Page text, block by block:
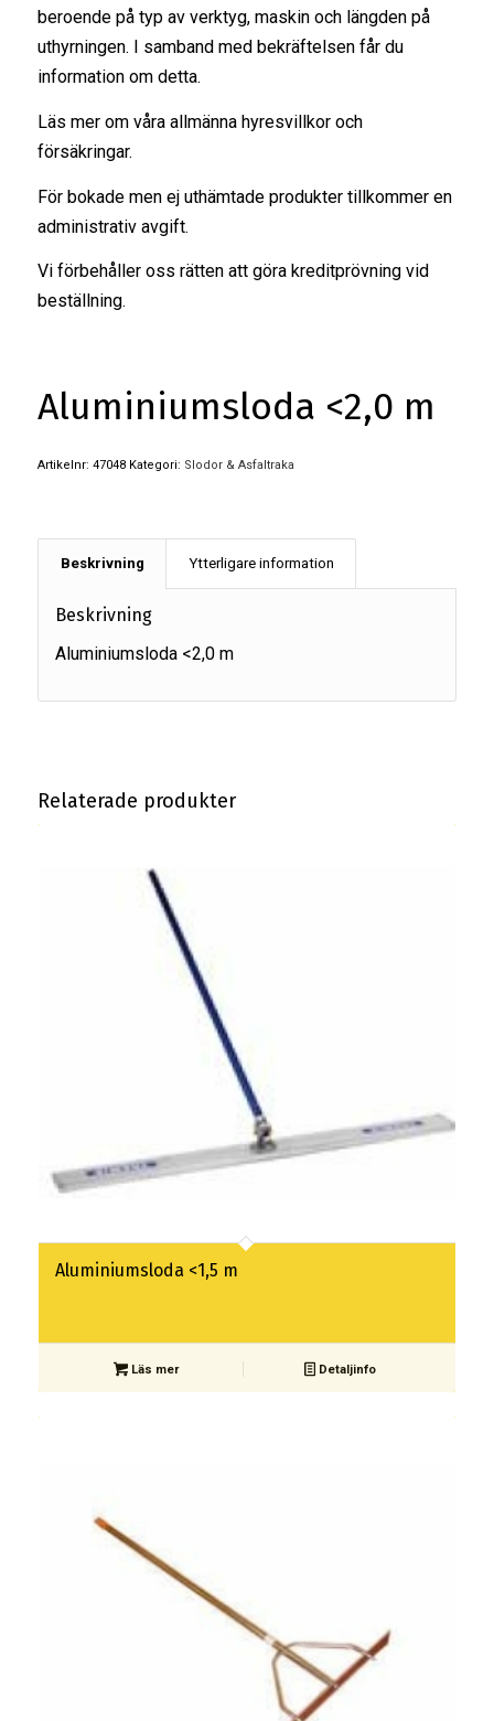
beroende på typ av verktyg, maskin och längden på
uthyrningen. I samband med bekräftelsen får du
information om detta.
Läs mer om våra allmänna hyresvillkoroch
försäkringar.
För bokade men ej uthämtade produkter tillkommer en
administrativ avgift.
Vi förbehåller oss rätten att göra kreditprövning vid
beställning.
Aluminiumsloda <2,0 m
Artikelnr: 47048 Kategori: Slodor & Asfaltraka
Beskrivning Ytterligare information
Beskrivning
Aluminiumsloda <2,0 m
Relaterade produkter
Aluminiumsloda <1,5 m
Läs mer Detaljinfo